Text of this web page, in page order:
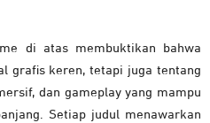
di atas membuktikan bahwa
grafis keren, tetapi juga tentang
dan gameplay yang mampu
Setiap judul menawarkan